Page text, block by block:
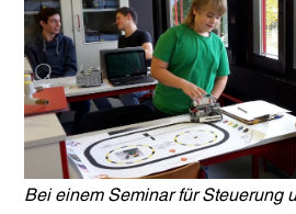
Bei einem Seminar für Steuerung